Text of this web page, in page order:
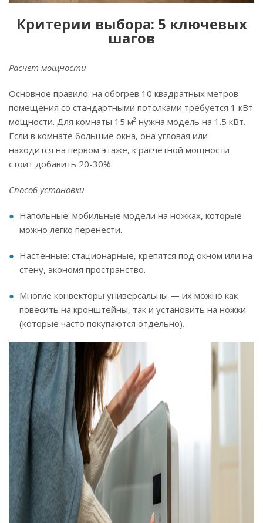
Критерии выбора: 5 ключевых
шагов
Расчет мощности
Основное правило: на обогрев 10 квадратных метров
помещения со стандартными потолками требуется 1 кВт
мощности. Для комнаты 15 м² нужна модель на 1.5 кВт.
Если в комнате большие окна, она угловая или
находится на первом этаже, к расчетной мощности
стоит добавить 20-30%.
Способ установки
Напольные: мобильные модели на ножках, которые
можно легко перенести.
Настенные: стационарные, крепятся под окном или на
стену, экономя пространство.
Многие конвекторы универсальны — их можно как
повесить на кронштейны, так и установить на ножки
(которые часто покупаются отдельно).